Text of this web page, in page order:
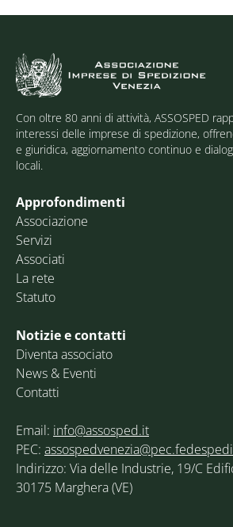
Con oltre 80 anni di attività, ASSOSPED
interessi delle imprese di spedizione,
e giuridica, aggiornamento continuo e
locali.
Approfondimenti
Associazione
Servizi
Associati
La rete
Statuto
Notizie e contatti
Diventa associato
News & Eventi
Contatti
Email: info@assosped.it
PEC:
Indirizzo: Via delle Industrie, 19/C
30175 Marghera (VE)